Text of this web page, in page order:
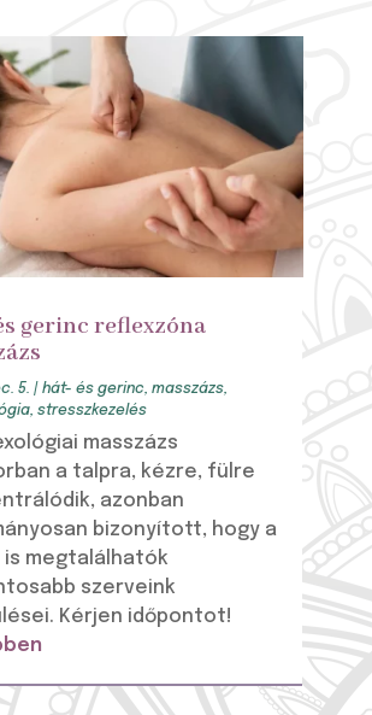
gerinc reflexzóna
5. |hát- és gerinc,masszázs,
,stresszkezelés
masszázs
a talpra, kézre, fülre
azonban
bizonyított, hogy a
is megtalálhatók
szerveink
Kérjen időpontot!